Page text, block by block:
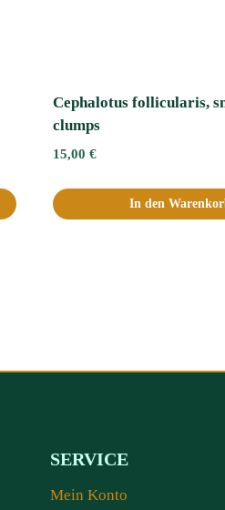
Cephalotus follicularis,
clumps
15,00 €
In den
SERVICE
Mein Konto